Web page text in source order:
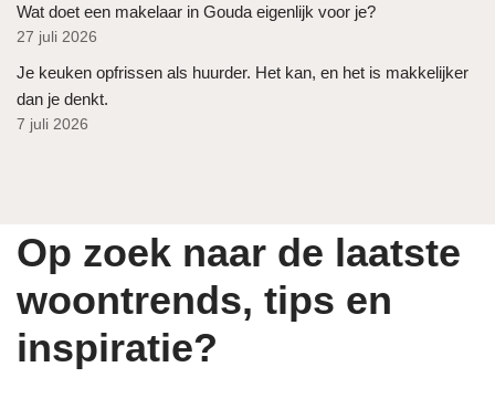
Wat doet een makelaar in Gouda eigenlijk voor je?
27 juli 2026
Je keuken opfrissen als huurder. Het kan, en het is makkelijker
dan je denkt.
7 juli 2026
Op zoek naar de laatste
woontrends, tips en
inspiratie?